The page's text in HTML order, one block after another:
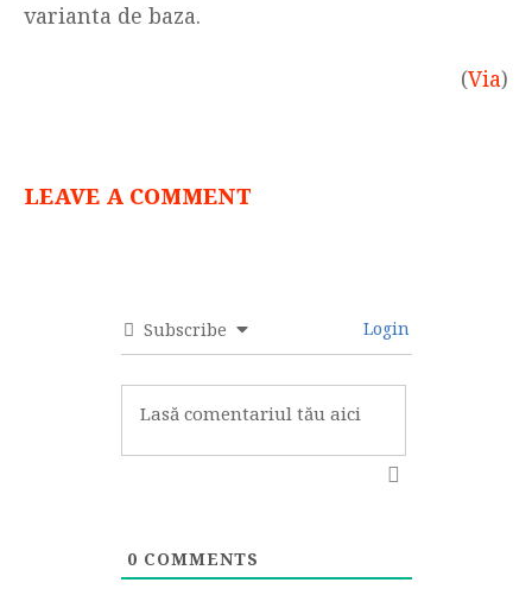
varianta de baza.
(Via)
LEAVE A COMMENT
Subscribe Login
0 COMMENTS